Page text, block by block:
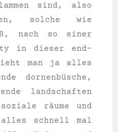
sind, also
sol­che wie
nach so einer
in die­ser end­
man ja alles
dornenbüsche,
land­schaf­ten
räume und
alles schnell mal